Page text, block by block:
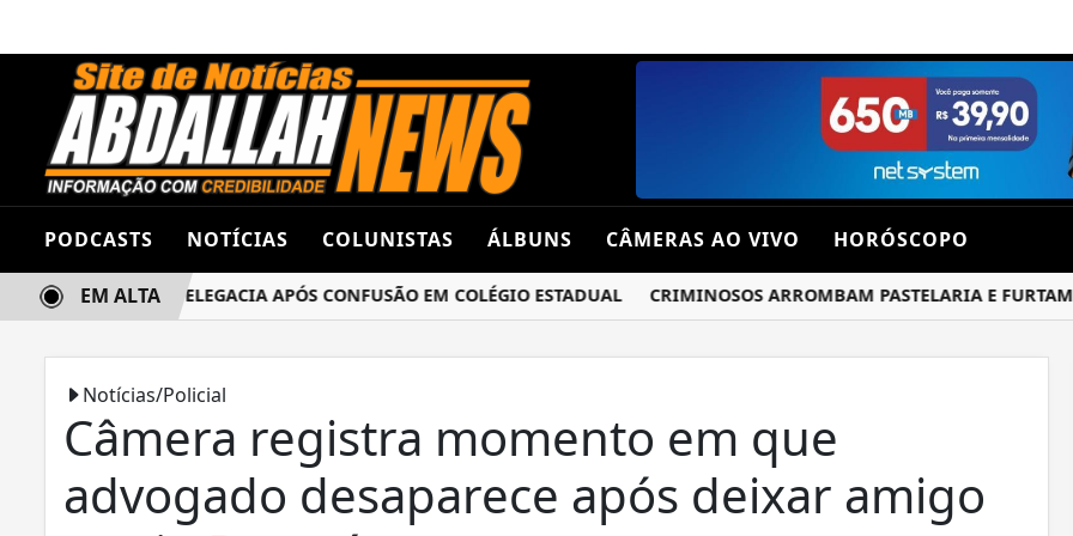
PODCASTS NOTÍCIAS COLUNISTAS ÁLBUNS CÂMERAS AO VIVO HORÓSCOPO
TERMINA NA DELEGACIA APÓS CONFUSÃO EM COLÉGIO ESTADUAL CRIMINOSOS ARROMBAM PASTELARIA E FURTAM
EM ALTA
Notícias/Policial
Câmera registra momento em que
advogado desaparece após deixar amigo